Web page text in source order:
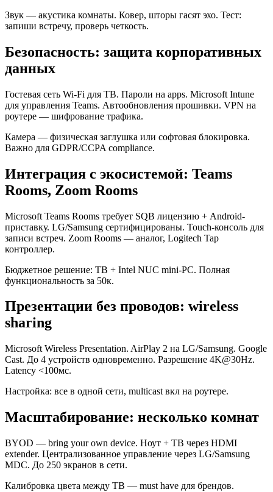
Звук — акустика комнаты. Ковер, шторы гасят эхо. Тест:
запиши встречу, проверь четкость.
Безопасность: защита корпоративных
данных
Гостевая сеть Wi-Fi для ТВ. Пароли на apps. Microsoft Intune
для управления Teams. Автообновления прошивки. VPN на
роутере — шифрование трафика.
Камера — физическая заглушка или софтовая блокировка.
Важно для GDPR/CCPA compliance.
Интеграция с экосистемой: Teams
Rooms, Zoom Rooms
Microsoft Teams Rooms требует SQB лицензию + Android-
приставку. LG/Samsung сертифицированы. Touch-консоль для
записи встреч. Zoom Rooms — аналог, Logitech Tap
контроллер.
Бюджетное решение: ТВ + Intel NUC mini-PC. Полная
функциональность за 50к.
Презентации без проводов: wireless
sharing
Microsoft Wireless Presentation. AirPlay 2 на LG/Samsung. Google
Cast. До 4 устройств одновременно. Разрешение 4K@30Hz.
Latency <100мс.
Настройка: все в одной сети, multicast вкл на роутере.
Масштабирование: несколько комнат
BYOD — bring your own device. Ноут + ТВ через HDMI
extender. Централизованное управление через LG/Samsung
MDC. До 250 экранов в сети.
Калибровка цвета между ТВ — must have для брендов.